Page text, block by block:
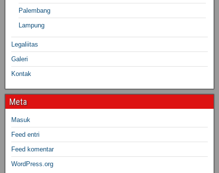
Palembang
Lampung
Legaliitas
Galeri
Kontak
Meta
Masuk
Feed entri
Feed komentar
WordPress.org